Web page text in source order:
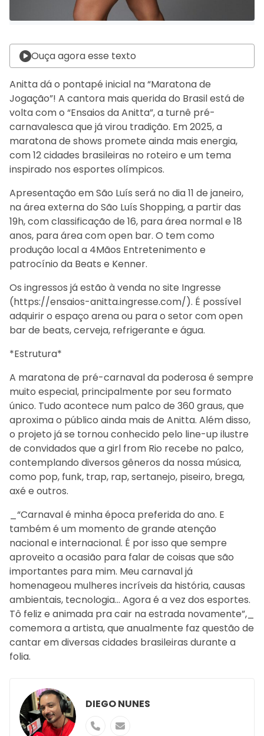
Ouça agora esse texto
Anitta dá o pontapé inicial na “Maratona de
Jogação”! A cantora mais querida do Brasil está de
volta com o “Ensaios da Anitta”, a turnê pré-
carnavalesca que já virou tradição. Em 2025, a
maratona de shows promete ainda mais energia,
com 12 cidades brasileiras no roteiro e um tema
inspirado nos esportes olímpicos.
Apresentação em São Luís será no dia 11 de janeiro,
na área externa do São Luís Shopping, a partir das
19h, com classificação de 16, para área normal e 18
anos, para área com open bar. O tem como
produção local a 4Mãos Entretenimento e
patrocínio da Beats e Kenner.
Os ingressos já estão à venda no site Ingresse
(https://ensaios-anitta.ingresse.com/). É possível
adquirir o espaço arena ou para o setor com open
bar de beats, cerveja, refrigerante e água.
*Estrutura*
A maratona de pré-carnaval da poderosa é sempre
muito especial, principalmente por seu formato
único. Tudo acontece num palco de 360 graus, que
aproxima o público ainda mais de Anitta. Além disso,
o projeto já se tornou conhecido pelo line-up ilustre
de convidados que a girl from Rio recebe no palco,
contemplando diversos gêneros da nossa música,
como pop, funk, trap, rap, sertanejo, piseiro, brega,
axé e outros.
_“Carnaval é minha época preferida do ano. E
também é um momento de grande atenção
nacional e internacional. É por isso que sempre
aproveito a ocasião para falar de coisas que são
importantes para mim. Meu carnaval já
homenageou mulheres incríveis da história, causas
ambientais, tecnologia… Agora é a vez dos esportes.
Tô feliz e animada pra cair na estrada novamente”,_
comemora a artista, que anualmente faz questão de
cantar em diversas cidades brasileiras durante a
folia.
DIEGO NUNES